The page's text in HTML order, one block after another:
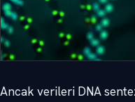
Ancak verileri DNA